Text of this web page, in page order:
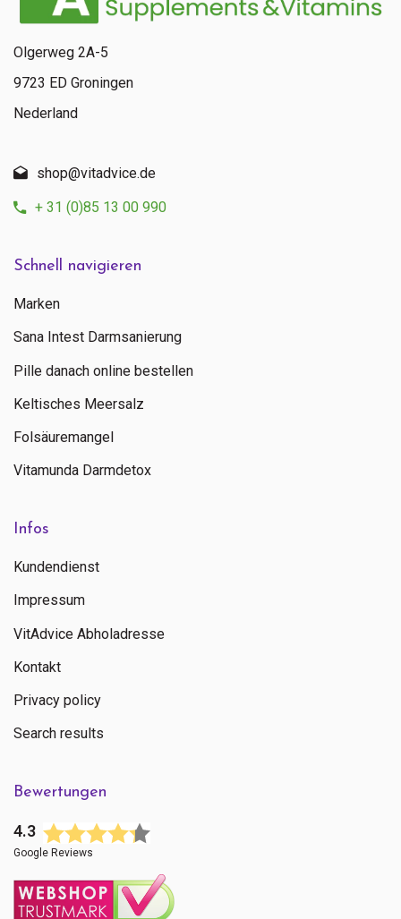
Schnell navigieren
Marken
Sana Intest Darmsanierung
Pille danach online bestellen
Keltisches Meersalz
Folsäuremangel
Vitamunda Darmdetox
Infos
Kundendienst
Impressum
VitAdvice Abholadresse
Kontakt
Privacy policy
Search results
Bewertungen
4.3
Google Reviews
Olgerweg 2A-5
9723 ED Groningen
Nederland
shop@vitadvice.de
+ 31 (0)85 13 00 990